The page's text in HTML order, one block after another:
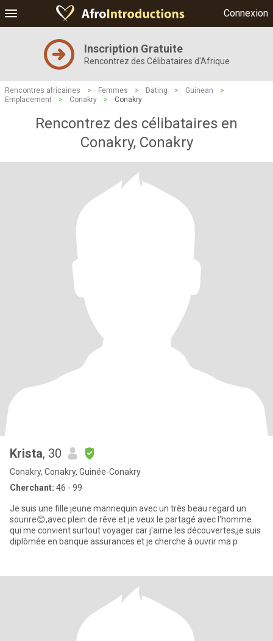
Connexion
Inscription Gratuite
Rencontrez des Célibataires d'Afrique
Rencontres africaines > Femmes > Dating > Guinean
>
Emplacement
> Conakry > Conakry
Rencontrez des célibataires en
Conakry, Conakry
Krista, 30
Conakry, Conakry, Guinée-Conakry
Cherchant: 46 - 99
Je suis une fille jeune mannequin avec un très beau regard un
sourire😊,avec plein de rêve et je veux le partagé avec l'homme
qui me convient surtout voyager car j'aime les découvertes,je suis
diplômée en banque assurances et je cherche à ouvrir ma p